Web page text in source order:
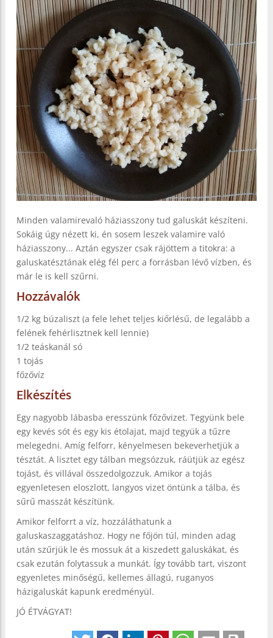
Minden valamirevaló háziasszony tud galuskát készíteni.
Sokáig úgy nézett ki, én sosem leszek valamire való
háziasszony... Aztán egyszer csak rájöttem a titokra: a
galuskatésztának elég fél perc a forrásban lévő vízben, és
már le is kell szűrni.
Hozzávalók
1/2 kg búzaliszt (a fele lehet teljes kiőrlésű, de legalább a
felének fehérlisztnek kell lennie)
1/2 teáskanál só
1 tojás
főzővíz
Elkészítés
Egy nagyobb lábasba eresszünk főzővizet. Tegyünk bele
egy kevés sót és egy kis étolajat, majd tegyük a tűzre
melegedni. Amíg felforr, kényelmesen bekeverhetjük a
tésztát. A lisztet egy tálban megsózzuk, ráütjük az egész
tojást, és villával összedolgozzuk. Amikor a tojás
egyenletesen eloszlott, langyos vizet öntünk a tálba, és
sűrű masszát készítünk.
Amikor felforrt a víz, hozzáláthatunk a
galuskaszaggatáshoz. Hogy ne főjön túl, minden adag
után szűrjük le és mossuk át a kiszedett galuskákat, és
csak ezután folytassuk a munkát. Így tovább tart, viszont
egyenletes minőségű, kellemes állagú, ruganyos
házigaluskát kapunk eredményül.
JÓ ÉTVÁGYAT!